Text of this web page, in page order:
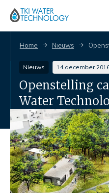
Home Nieuws
Nieuws 14 december
Openstelling
Water